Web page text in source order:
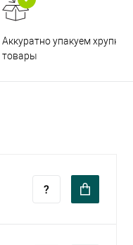
Аккуратно упакуем хрупкие
товары